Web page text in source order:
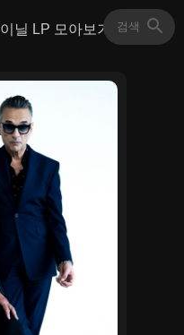
닐 LP 모아보기